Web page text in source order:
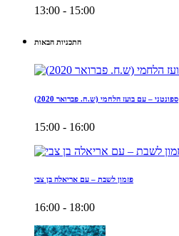
13:00 - 15:00
התכניות הבאות
ספונטני – עם בועז הלחמי (ש.ח. פברואר 2020)
15:00 - 16:00
פזמון לשבת – עם אריאלה בן צבי
16:00 - 18:00